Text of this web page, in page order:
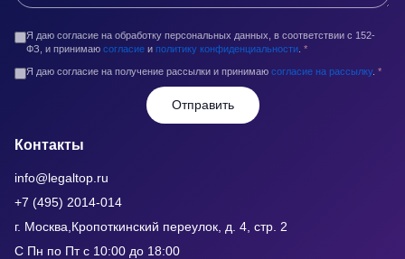
Я даю согласие на обработку персональных данных, в соответствии с 152-
ФЗ, и принимаю согласие и политику конфиденциальности *
Я даю согласие на получение рассылки и принимаю согласие на рассылку. *
Отправить
Контакты
info@legaltop.ru
+7 (495) 2014-014
г. Москва,Кропоткинский переулок, д. 4, стр. 2
С Пн по Пт с 10:00 до 18:00